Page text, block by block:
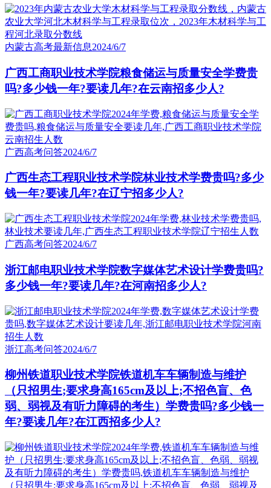
内蒙古高考最新信息2024/6/7
广西工商职业技术学院粮食储运与质量安全学费贵
吗?多少钱一年?要读几年?在云南招多少人?
广西高考问答2024/6/7
广西生态工程职业技术学院林业技术学费贵吗?多少
钱一年?要读几年?在辽宁招多少人?
广西高考问答2024/6/7
浙江邮电职业技术学院数字媒体艺术设计学费贵吗?
多少钱一年?要读几年?在河南招多少人?
浙江高考问答2024/6/7
柳州铁道职业技术学院铁道机车车辆制造与维护
（只招男生;要求身高165cm及以上;不招色盲、色
弱、弱视及有听力障碍的考生）学费贵吗?多少钱一
年?要读几年?在江西招多少人?